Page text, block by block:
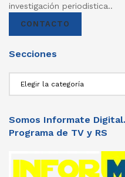
investigación periodistica..
CONTACTO
Secciones
Somos Informate
Programa de TV y RS